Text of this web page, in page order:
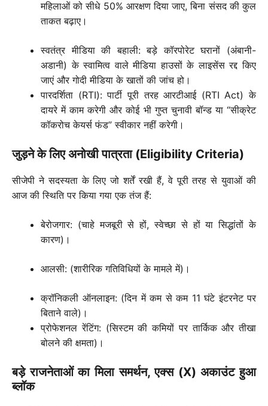
महिलाओं को सीधे 50% आरक्षण दिया जाए, बिना संसद की कुल
ताकत बढ़ाए।
स्वतंत्र मीडिया की बहाली: बड़े कॉरपोरेट घरानों (अंबानी-
अडानी) के स्वामित्व वाले मीडिया हाउसों के लाइसेंस रद्द किए
जाएं और गोदी मीडिया के खातों की जांच हो।
पारदर्शिता (RTI): पार्टी पूरी तरह आरटीआई (RTI Act) के
दायरे में काम करेगी और कोई भी गुप्त चुनावी बॉन्ड या “सीक्रेट
कॉकरोच केयर्स फंड” स्वीकार नहीं करेगी।
जुड़ने के लिए अनोखी पात्रता (Eligibility Criteria)
सीजेपी ने सदस्यता के लिए जो शर्तें रखी हैं, वे पूरी तरह से युवाओं की
आज की स्थिति पर किया गया एक तंज हैं:
बेरोजगार: (चाहे मजबूरी से हों, स्वेच्छा से हों या सिद्धांतों के
कारण)।
आलसी: (शारीरिक गतिविधियों के मामले में)।
क्रॉनिकली ऑनलाइन: (दिन में कम से कम 11 घंटे इंटरनेट पर
बिताने वाले)।
प्रोफेशनल रेंटिंग: (सिस्टम की कमियों पर तार्किक और तीखा
बोलने की क्षमता)।
बड़े राजनेताओं का मिला समर्थन, एक्स (X) अकाउंट हुआ
ब्लॉक